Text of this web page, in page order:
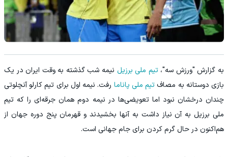
به گزارش "ورزش سه"،تیم ملی برزیل نیمه شب گذشته به وقت ایران در یک
بازی دوستانه به مصاف تیم ملی پاناما رفت. نیمه اول برای تیم کارلو آنچلوتی
چندان درخشان نبود اما تعویضی‌ها در نیمه دوم همان جرقه‌ای را که تیم
ملی برزیل به آن نیاز داشت به آنها بخشیدند و قهرمان پنج دوره جهان از
هم‌اکنون در حال گرم کردن برای جام جهانی است.